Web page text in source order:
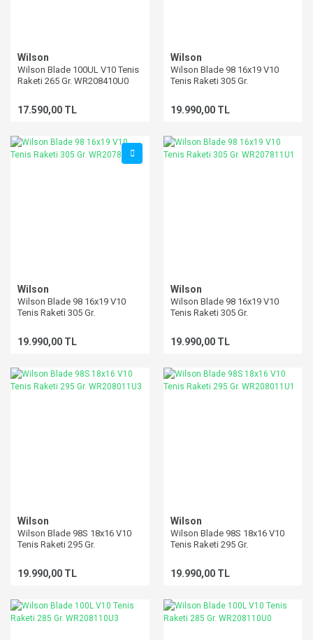
Wilson
Wilson Blade 100UL V10 Tenis
Raketi 265 Gr. WR208410U0
17.590,00 TL
Wilson
Wilson Blade 98 16x19 V10
Tenis Raketi 305 Gr.
19.990,00 TL
Wilson
Wilson Blade 98 16x19 V10
Tenis Raketi 305 Gr.
19.990,00 TL
Wilson
Wilson Blade 98 16x19 V10
Tenis Raketi 305 Gr.
19.990,00 TL
Wilson
Wilson Blade 98S 18x16 V10
Tenis Raketi 295 Gr.
19.990,00 TL
Wilson
Wilson Blade 98S 18x16 V10
Tenis Raketi 295 Gr.
19.990,00 TL